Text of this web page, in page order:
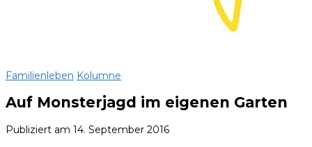
Familienleben Kolumne
Auf Monsterjagd im eigenen Garten
Publiziert am 14. September 2016